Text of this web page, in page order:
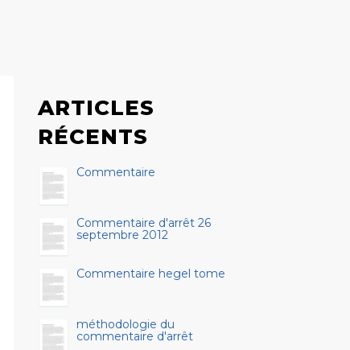
ARTICLES
RÉCENTS
Commentaire
Commentaire d'arrêt 26
septembre 2012
Commentaire hegel tome
méthodologie du
commentaire d'arrêt